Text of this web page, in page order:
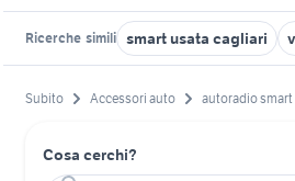
Ricerche simili smart usata cagliari
Subito Accessori auto autoradio smart
Cosa cerchi?